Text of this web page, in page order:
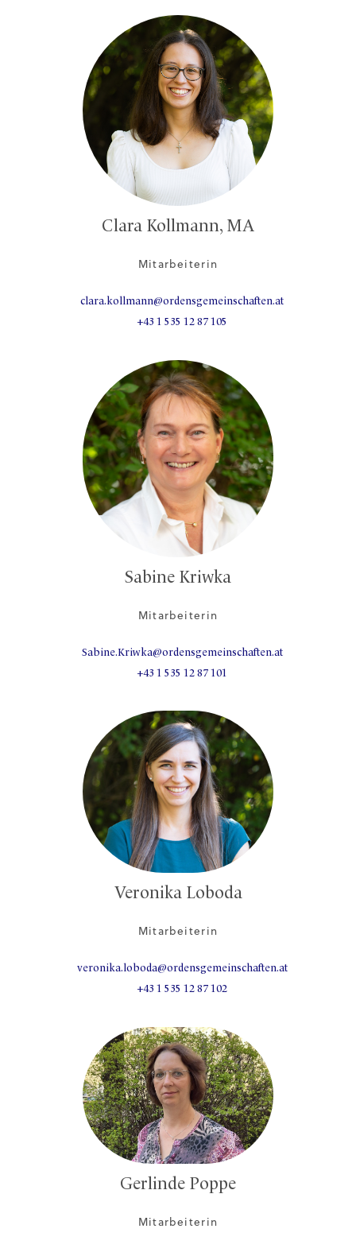
Clara Kollmann, MA
Mitarbeiterin
clara.kollmann@ordensgemeinschaften.at
+43 1 535 12 87 105
Sabine Kriwka
Mitarbeiterin
Sabine.Kriwka@ordensgemeinschaften.at
+43 1 535 12 87 101
Veronika Loboda
Mitarbeiterin
veronika.loboda@ordensgemeinschaften.at
+43 1 535 12 87 102
Gerlinde Poppe
Mitarbeiterin